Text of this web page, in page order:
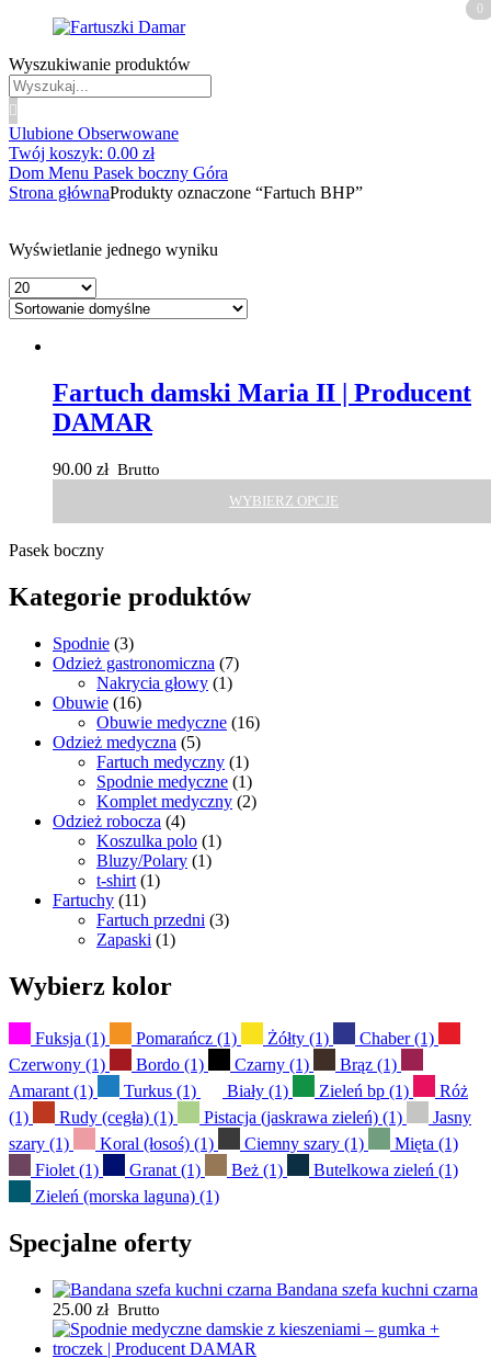
Wyszukiwanie produktów
0
Ulubione Obserwowane
0
Twój koszyk: 0.00 zł
Dom Menu Pasek boczny Góra
Strona głównaProdukty oznaczone “Fartuch BHP”
Wyświetlanie jednego wyniku
Fartuch damski Maria II | Producent
DAMAR
90.00 zł Brutto
WYBIERZ OPCJE
Pasek boczny
Kategorie produktów
Spodnie (3)
Odzież gastronomiczna (7)
Nakrycia głowy (1)
Obuwie (16)
Obuwie medyczne (16)
Odzież medyczna (5)
Fartuch medyczny (1)
Spodnie medyczne (1)
Komplet medyczny (2)
Odzież robocza (4)
Koszulka polo (1)
Bluzy/Polary (1)
t-shirt (1)
Fartuchy (11)
Fartuch przedni (3)
Zapaski (1)
Wybierz kolor
Fuksja (1) Pomarańcz (1) Żółty (1) Chaber (1)
Czerwony (1) Bordo (1) Czarny (1) Brąz (1)
Amarant (1) Turkus (1) Biały (1) Zieleń bp (1)
Róż
(1)
Rudy (cegła) (1) Pistacja (jaskrawa zieleń) (1)
Jasny
szary (1) Koral (łosoś) (1) Ciemny szary (1) Mięta (1)
Fiolet (1) Granat (1) Beż (1) Butelkowa zieleń (1)
Zieleń (morska laguna) (1)
Specjalne oferty
Bandana szefa kuchni czarna
25.00 zł Brutto